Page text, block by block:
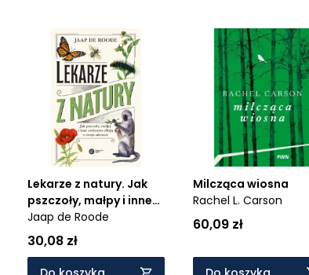
Lekarze z natury. Jak
pszczoły, małpy i inne
zwierzęta dbają o
swoje zdrowie
Jaap de Roode
30,08 zł
Milcząca wiosna
Rachel L. Carson
60,09 zł